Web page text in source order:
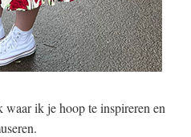
ik je hoop te inspireren en